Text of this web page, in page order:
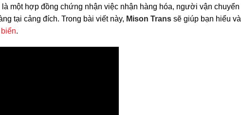
một hợp đồng chứng nhận việc nhận hàng hóa, người vận chuyển
tại cảng đích. Trong bài viết này, Mison Trans sẽ giúp bạn hiểu và
.